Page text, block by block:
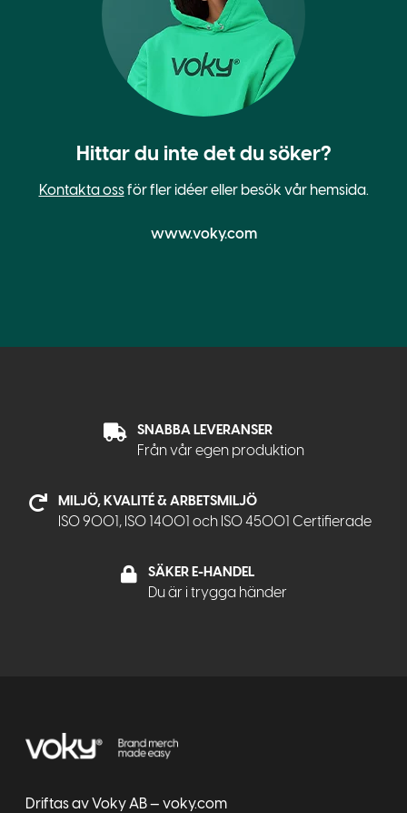
Hittar du inte det du söker?
Kontakta ossför fler idéer eller besök vår hemsida.
www.voky.com
SNABBA LEVERANSER
Från vår egen produktion
MILJÖ, KVALITÉ & ARBETSMILJÖ
ISO 9001, ISO 14001 och ISO 45001 Certifierade
SÄKER E-HANDEL
Du är i trygga händer
Driftas av Voky AB — voky.com